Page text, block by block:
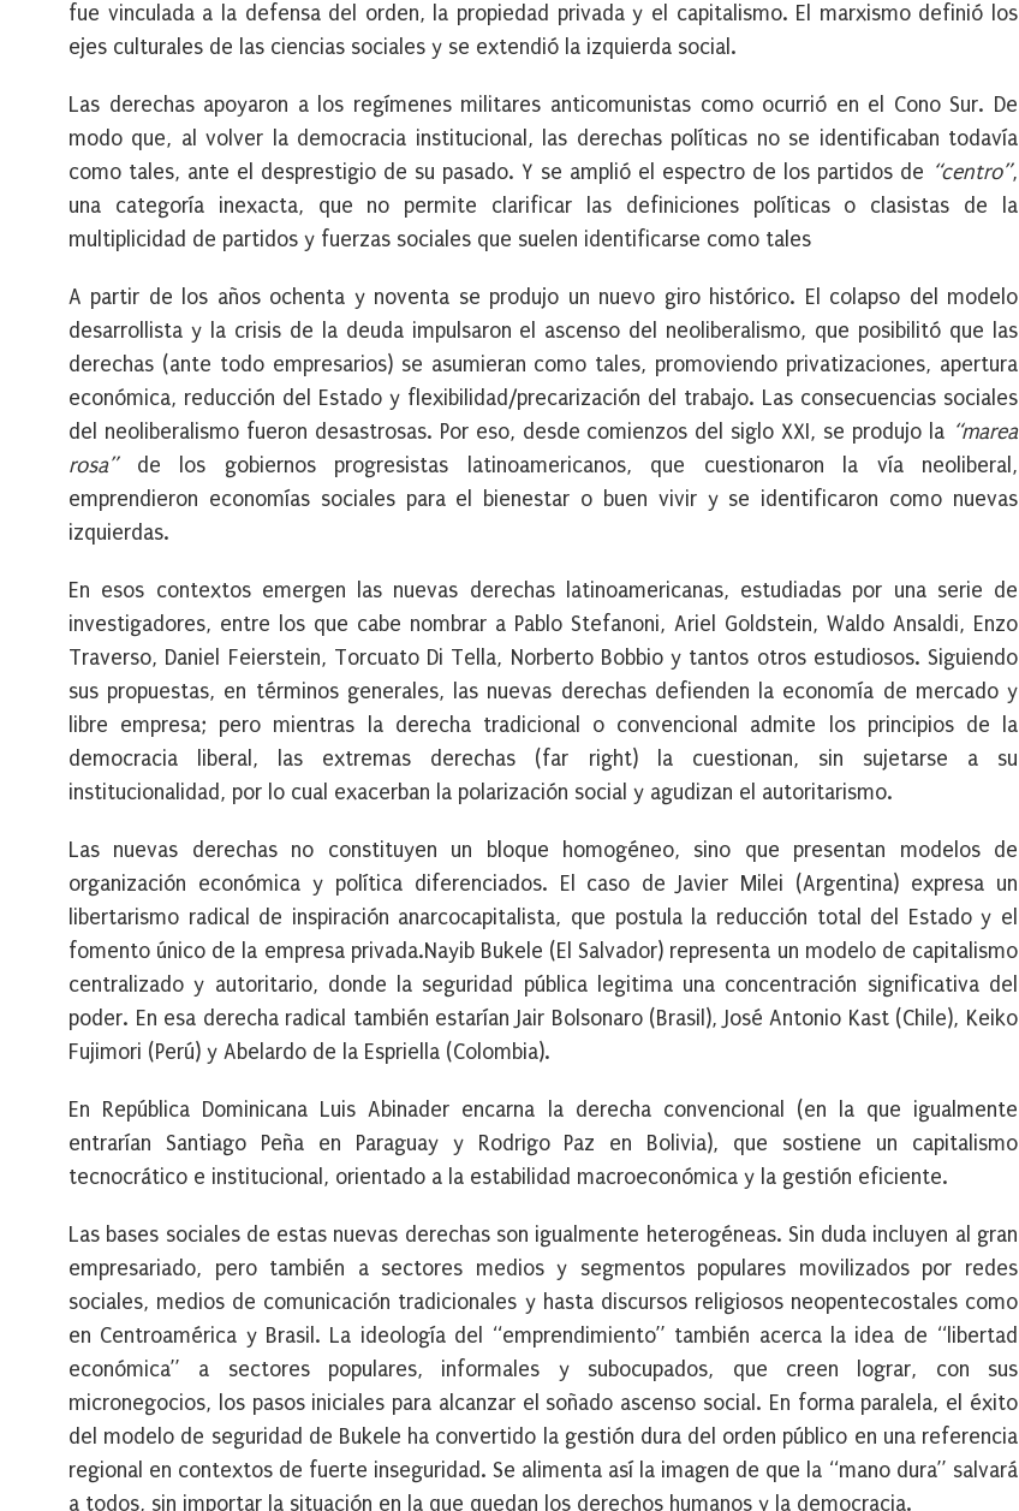
fue vinculada a la defensa del orden, la propiedad privada y el capitalismo. El marxismo definió los
ejes culturales de las ciencias sociales y se extendió la izquierda social.
Las derechas apoyaron a los regímenes militares anticomunistas como ocurrió en el Cono Sur. De
modo que, al volver la democracia institucional, las derechas políticas no se identificaban todavía
como tales, ante el desprestigio de su pasado. Y se amplió el espectro de los partidos de “centro”,
una categoría inexacta, que no permite clarificar las definiciones políticas o clasistas de la
multiplicidad de partidos y fuerzas sociales que suelen identificarse como tales
A partir de los años ochenta y noventa se produjo un nuevo giro histórico. El colapso del modelo
desarrollista y la crisis de la deuda impulsaron el ascenso del neoliberalismo, que posibilitó que las
derechas (ante todo empresarios) se asumieran como tales, promoviendo privatizaciones, apertura
económica, reducción del Estado y flexibilidad/precarización del trabajo. Las consecuencias sociales
del neoliberalismo fueron desastrosas. Por eso, desde comienzos del siglo XXI, se produjo la “marea
rosa”de los gobiernos progresistas latinoamericanos, que cuestionaron la vía neoliberal,
emprendieron economías sociales para el bienestar o buen vivir y se identificaron como nuevas
izquierdas.
En esos contextos emergen las nuevas derechas latinoamericanas, estudiadas por una serie de
investigadores, entre los que cabe nombrar a Pablo Stefanoni, Ariel Goldstein, Waldo Ansaldi, Enzo
Traverso, Daniel Feierstein, Torcuato Di Tella, Norberto Bobbio y tantos otros estudiosos. Siguiendo
sus propuestas, en términos generales, las nuevas derechas defienden la economía de mercado y
libre empresa; pero mientras la derecha tradicional o convencional admite los principios de la
democracia liberal, las extremas derechas (far right) la cuestionan, sin sujetarse a su
institucionalidad, por lo cual exacerban la polarización social y agudizan el autoritarismo.
Las nuevas derechas no constituyen un bloque homogéneo, sino que presentan modelos de
organización económica y política diferenciados. El caso de Javier Milei (Argentina) expresa un
libertarismo radical de inspiración anarcocapitalista, que postula la reducción total del Estado y el
fomento único de la empresa privada.Nayib Bukele (El Salvador) representa un modelo de capitalismo
centralizado y autoritario, donde la seguridad pública legitima una concentración significativa del
poder. En esa derecha radical también estarían Jair Bolsonaro (Brasil), José Antonio Kast (Chile), Keiko
Fujimori (Perú) y Abelardo de la Espriella (Colombia).
En República Dominicana Luis Abinader encarna la derecha convencional (en la que igualmente
entrarían Santiago Peña en Paraguay y Rodrigo Paz en Bolivia), que sostiene un capitalismo
tecnocrático e institucional, orientado a la estabilidad macroeconómica y la gestión eficiente.
Las bases sociales de estas nuevas derechas son igualmente heterogéneas. Sin duda incluyen al gran
empresariado, pero también a sectores medios y segmentos populares movilizados por redes
sociales, medios de comunicación tradicionales y hasta discursos religiosos neopentecostales como
en Centroamérica y Brasil. La ideología del “emprendimiento” también acerca la idea de “libertad
económica” a sectores populares, informales y subocupados, que creen lograr, con sus
micronegocios, los pasos iniciales para alcanzar el soñado ascenso social. En forma paralela, el éxito
del modelo de seguridad de Bukele ha convertido la gestión dura del orden público en una referencia
regional en contextos de fuerte inseguridad. Se alimenta así la imagen de que la “mano dura” salvará
a todos, sin importar la situación en la que quedan los derechos humanos y la democracia.